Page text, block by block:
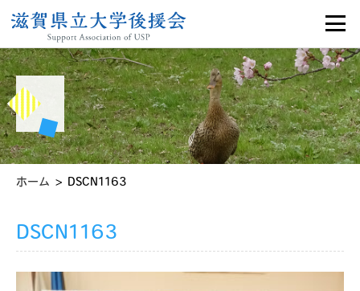
ホーム > DSCN1163
DSCN1163